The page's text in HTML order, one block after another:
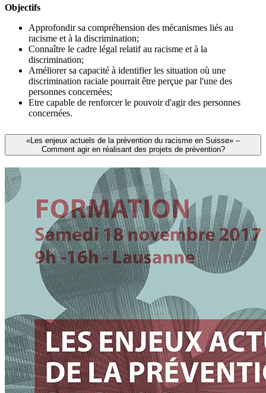
Objectifs
Approfondir sa compréhension des mécanismes liés au
racisme et à la discrimination;
Connaître le cadre légal relatif au racisme et à la
discrimination;
Améliorer sa capacité à identifier les situation où une
discrimination raciale pourrait être perçue par l'une des
personnes concernées;
Etre capable de renforcer le pouvoir d'agir des personnes
concernées.
«Les enjeux actuels de la prévention du racisme en Suisse» –
Comment agir en réalisant des projets de prévention?